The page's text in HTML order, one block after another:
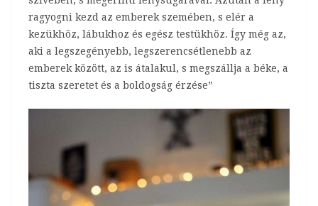
ragyogni kezd az emberek szemében, s elér a
kezükhöz, lábukhoz és egész testükhöz. Így még az,
aki a legszegényebb, legszerencsétlenebb az
emberek között, az is átalakul, s megszállja a béke, a
tiszta szeretet és a boldogság érzése”